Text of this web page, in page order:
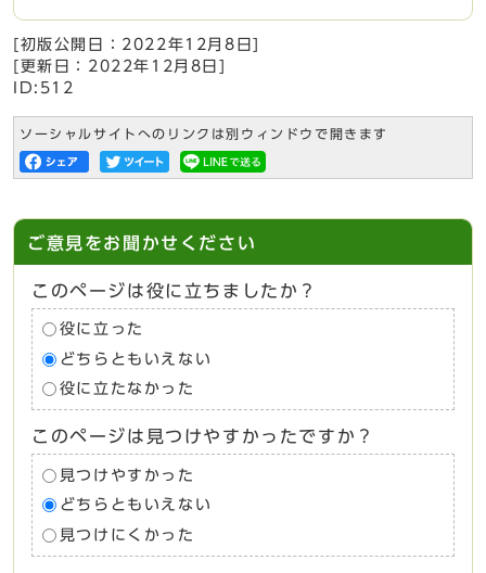
[初版公開日： 2022年12月8日
[更新日： 2022年12月8日
ID:512
ソーシャルサイトへのリンクは別ウィンドウで開きます
ご意見をお聞かせください
このページは役に立ちましたか？
役に立った
どちらともいえない
役に立たなかった
このページは見つけやすかったですか？
見つけやすかった
どちらともいえない
見つけにくかった